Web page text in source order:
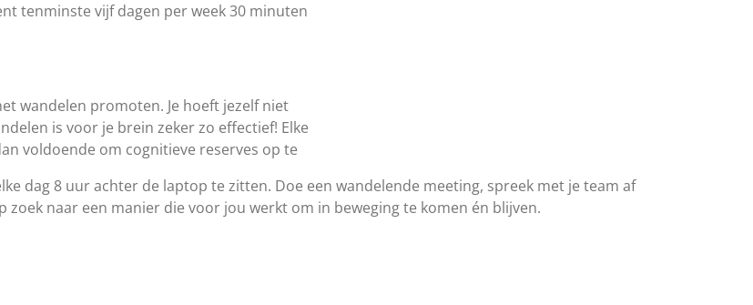
tenminste vijf dagen per week 30 minuten
wandelen promoten. Je hoeft jezelf niet
is voor je brein zeker zo effectief! Elke
voldoende om cognitieve reserves op te
dag 8 uur achter de laptop te zitten. Doe een wandelende meeting, spreek met je team af
zoek naar een manier die voor jou werkt om in beweging te komen én blijven.